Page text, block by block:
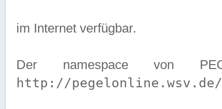
im Internet verfügbar.
Der namespace von
http://pegelonline.wsv.de/